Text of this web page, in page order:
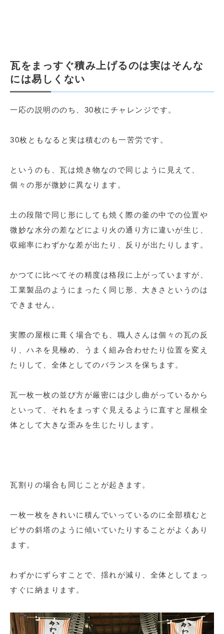
瓦をまっすぐ積み上げるのは実はそんな
には易しくない
一応の説明ののち、30枚にチャレンジです。
30枚ともなると実は積むのも一苦労です。
というのも、瓦は焼き物なので同じように見えて、
個々の形が微妙に異なります。
土の段階で同じ形にしても焼く際の釜の中での位置や
微妙な水分の差などにより火の通り方に違いが生じ、
収縮率にわずかな差が出たり、反りが出たりします。
かつてに比べてその精度は格段に上がっていますが、
工業製品のようにまったく同じ形、大きさというのは
できません。
実際の屋根に葺く場合でも、職人さんは個々の瓦の反
り、ハネを見極め、うまく組み合わせたり位置を変え
たりして、全体としてのバランスを保ちます。
瓦一枚一枚の並び方が厳密には少し曲がっているから
といって、それをまっすぐ見えるように直すと屋根全
体として大きな歪みを生じたりします。
瓦割りの場合も同じことが起きます。
一枚一枚をきれいに積んでいっているのに全部積むと
ピサの斜塔のように傾いていたりすることがよくあり
ます。
わずかにずらすことで、揺れが減り、全体としてまっ
すぐに納まります。